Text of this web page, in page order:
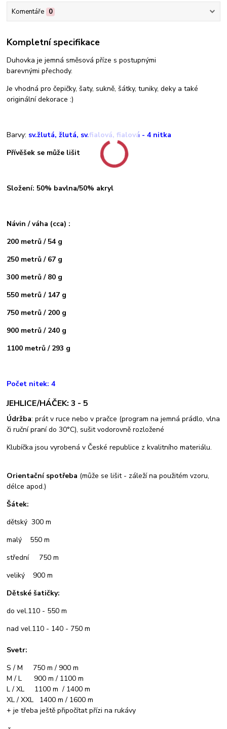
Komentáře 0
Kompletní specifikace
Duhovka je jemná směsová příze s postupnými
barevnými přechody.
Je vhodná pro čepičky, šaty, sukně, šátky, tuniky, deky a také
originální dekorace :)
Barvy: sv.žlutá, žlutá, sv.fialová, fialová - 4 nitka
Přívěšek se může lišit
Složení: 50% bavlna/50% akryl
Návin / váha (cca) :
200 metrů / 54 g
250 metrů / 67 g
300 metrů / 80 g
550 metrů / 147 g
750 metrů / 200 g
900 metrů / 240 g
1100 metrů / 293 g
Počet nitek: 4
JEHLICE/HÁČEK: 3 - 5
Údržba: prát v ruce nebo v pračce (program na jemná prádlo, vlna
či ruční praní do 30°C), sušit vodorovně rozložené
Klubíčka jsou vyrobená v České republice z kvalitního materiálu.
Orientační spotřeba (může se lišit - záleží na použitém vzoru,
délce apod.)
Šátek:
dětský 300 m
malý 550 m
střední 750 m
veliký 900 m
Dětské šatičky:
do vel.110 - 550 m
nad vel.110 - 140 - 750 m
Svetr:
S / M 750 m / 900 m
M / L 900 m / 1100 m
L / XL 1100 m / 1400 m
XL / XXL 1400 m / 1600 m
+ je třeba ještě připočítat přízi na rukávy